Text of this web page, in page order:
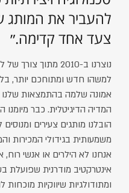
להעביר את המותג
צעד אחד קדימה.״
נוצרנו ב-2010 מתוך
למשהו חדש ומתוחכם יותר,
אמונה שלמה בהתמצאות שלנו
המדיה הדיגיטלית. כבר מיומנו
הובלנו מותגים צעירים
משמעותית בגידולי המכירות
אנחנו לא הילרים או אנשי רוח,
אינטרקטיב מודרנית שפועלת
ומתודולגיות שיווקיות